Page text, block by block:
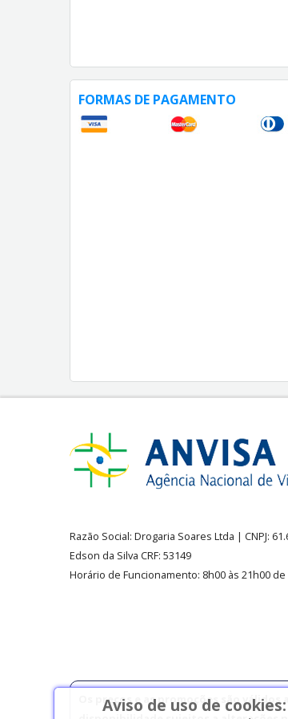
FORMAS DE PAGAMENTO
Razão Social: Drogaria Soares Ltda | CNPJ:
Edson da Silva CRF: 53149
Horário de Funcionamento: 8h00 às 21h00
Os preços e as promoções são
Aviso de uso de cookies: